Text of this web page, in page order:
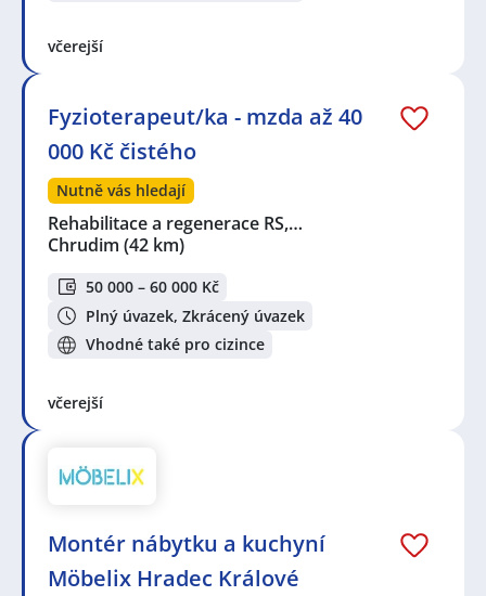
včerejší
Fyzioterapeut/ka - mzda až 40
000 Kč čistého
Nutně vás hledají
Rehabilitace a regenerace RS,…
Chrudim (42 km)
50 000 – 60 000 Kč
Plný úvazek, Zkrácený úvazek
Vhodné také pro cizince
včerejší
Montér nábytku a kuchyní
Möbelix Hradec Králové